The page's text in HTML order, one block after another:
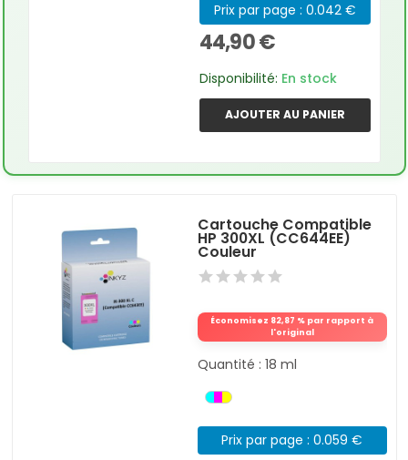
Prix par page : 0.042 €
44,90 €
Disponibilité: En stock
AJOUTER AU PANIER
Cartouche Compatible
HP 300XL (CC644EE)
Couleur
Économisez 82,87 % par rapport à
l'original
Quantité : 18 ml
Prix par page : 0.059 €